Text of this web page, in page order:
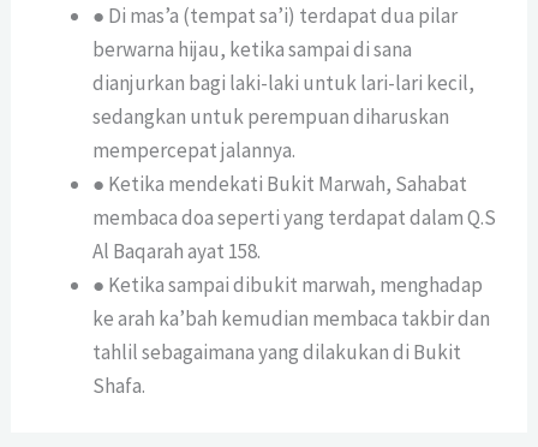
● Di mas’a (tempat sa’i) terdapat dua pilar
berwarna hijau, ketika sampai di sana
dianjurkan bagi laki-laki untuk lari-lari kecil,
sedangkan untuk perempuan diharuskan
mempercepat jalannya.
● Ketika mendekati Bukit Marwah, Sahabat
membaca doa seperti yang terdapat dalam Q.S
Al Baqarah ayat 158.
● Ketika sampai dibukit marwah, menghadap
ke arah ka’bah kemudian membaca takbir dan
tahlil sebagaimana yang dilakukan di Bukit
Shafa.